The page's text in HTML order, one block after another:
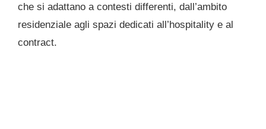
che si adattano a contesti differenti, dall’ambito
residenziale agli spazi dedicati all’hospitality e al
contract.